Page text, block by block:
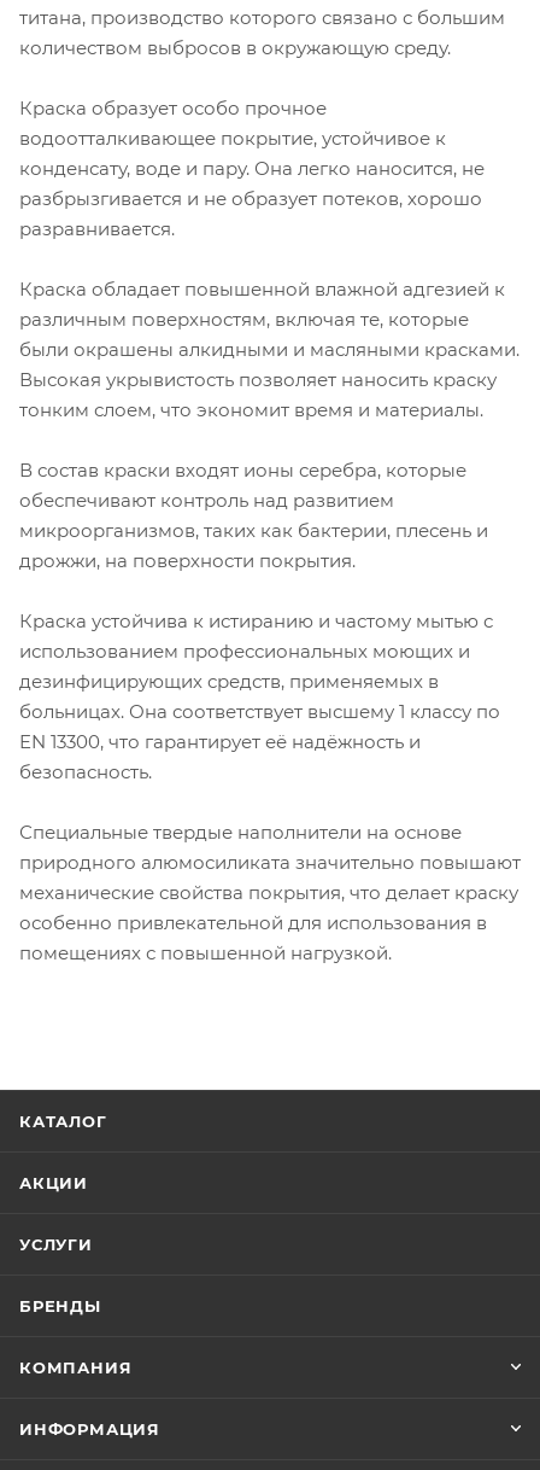
титана, производство которого связано с большим
количеством выбросов в окружающую среду.
Краска образует особо прочное
водоотталкивающее покрытие, устойчивое к
конденсату, воде и пару. Она легко наносится, не
разбрызгивается и не образует потеков, хорошо
разравнивается.
Краска обладает повышенной влажной адгезией к
различным поверхностям, включая те, которые
были окрашены алкидными и масляными красками.
Высокая укрывистость позволяет наносить краску
тонким слоем, что экономит время и материалы.
В состав краски входят ионы серебра, которые
обеспечивают контроль над развитием
микроорганизмов, таких как бактерии, плесень и
дрожжи, на поверхности покрытия.
Краска устойчива к истиранию и частому мытью с
использованием профессиональных моющих и
дезинфицирующих средств, применяемых в
больницах. Она соответствует высшему 1 классу по
EN 13300, что гарантирует её надёжность и
безопасность.
Специальные твердые наполнители на основе
природного алюмосиликата значительно повышают
механические свойства покрытия, что делает краску
особенно привлекательной для использования в
помещениях с повышенной нагрузкой.
КАТАЛОГ
АКЦИИ
УСЛУГИ
БРЕНДЫ
КОМПАНИЯ
ИНФОРМАЦИЯ